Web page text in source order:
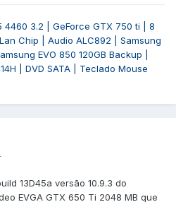
3.2 | GeForce GTX 750 ti | 8
Chip | Audio ALC892 | Samsung
EVO 850 120GB Backup |
| DVD SATA | Teclado Mouse
13D45a versão 10.9.3 do
EVGA GTX 650 Ti 2048 MB que